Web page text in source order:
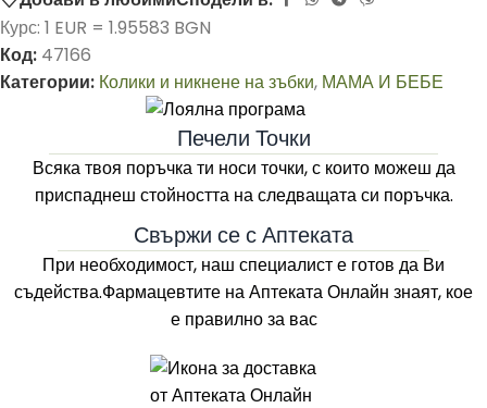
Курс: 1 EUR = 1.95583 BGN
Код: 47166
Категории: Колики и никнене на зъбки, МАМА И БЕБЕ
Печели Точки
Всяка твоя поръчка ти носи точки, с които можеш да
приспаднеш стойността на следващата си поръчка.
Свържи се с Аптеката
При необходимост, наш специалист е готов да Ви
съдейства.Фармацевтите наАптеката Онлайн знаят, кое
е правилно за вас